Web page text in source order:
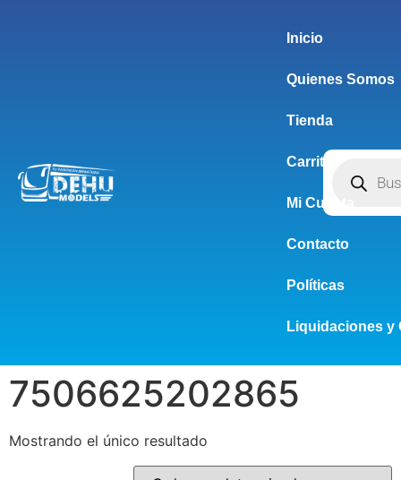
Inicio
Quienes Somos
Tienda
Carrito
Mi Cuenta
Contacto
Políticas
Liquidaciones y
7506625202865
Mostrando el único resultado